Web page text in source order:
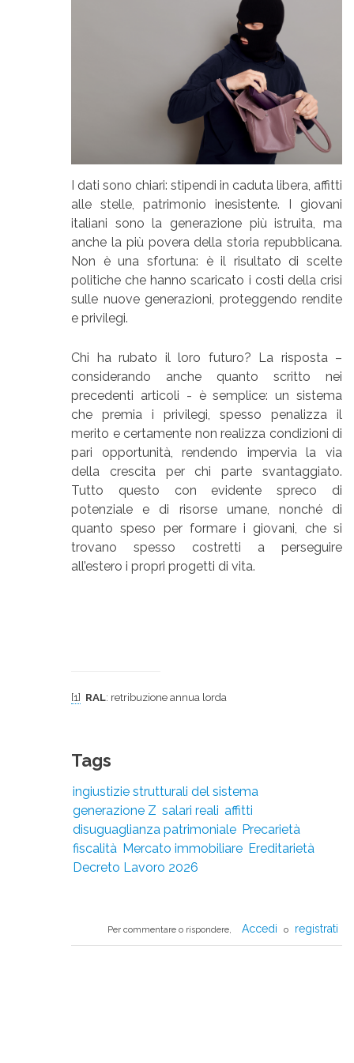
I dati sono chiari: stipendi in caduta libera, affitti
alle stelle, patrimonio inesistente. I giovani
italiani sono la generazione più istruita, ma
anche la più povera della storia repubblicana.
Non è una sfortuna: è il risultato di scelte
politiche che hanno scaricato i costi della crisi
sulle nuove generazioni, proteggendo rendite
e privilegi.
Chi ha rubato il loro futuro? La risposta –
considerando anche quanto scritto nei
precedenti articoli - è semplice: un sistema
che premia i privilegi, spesso penalizza il
merito e certamente non realizza condizioni di
pari opportunità, rendendo impervia la via
della crescita per chi parte svantaggiato.
Tutto questo con evidente spreco di
potenziale e di risorse umane, nonché di
quanto speso per formare i giovani, che si
trovano spesso costretti a perseguire
all’estero i propri progetti di vita.
[1] RAL: retribuzione annua lorda
Tags
ingiustizie strutturali del sistema
generazione Z salari reali affitti
disuguaglianza patrimoniale Precarietà
fiscalità Mercato immobiliare Ereditarietà
Decreto Lavoro 2026
Per commentare o rispondere, Accedi o registrati